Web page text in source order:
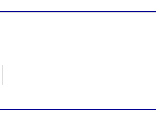
par email